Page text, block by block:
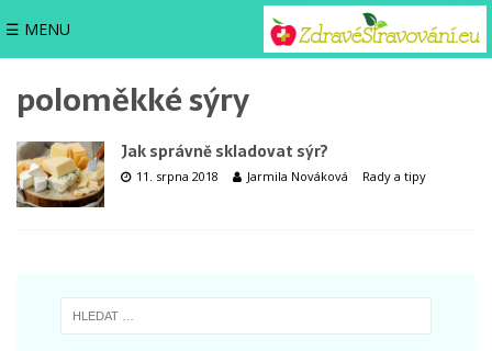
☰ MENU
poloměkké sýry
Jak správně skladovat sýr?
11. srpna 2018 Jarmila Nováková Rady a tipy